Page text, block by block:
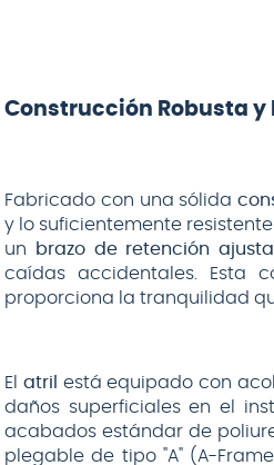
Construcción Robusta y
Fabricado con una sólida
y lo suficientemente
un
brazo de retención
caídas accidentales. Esta
proporciona la tranquilidad
El atril
está equipado con
daños superficiales en el
acabados estándar de
plegable de tipo "A" (A-